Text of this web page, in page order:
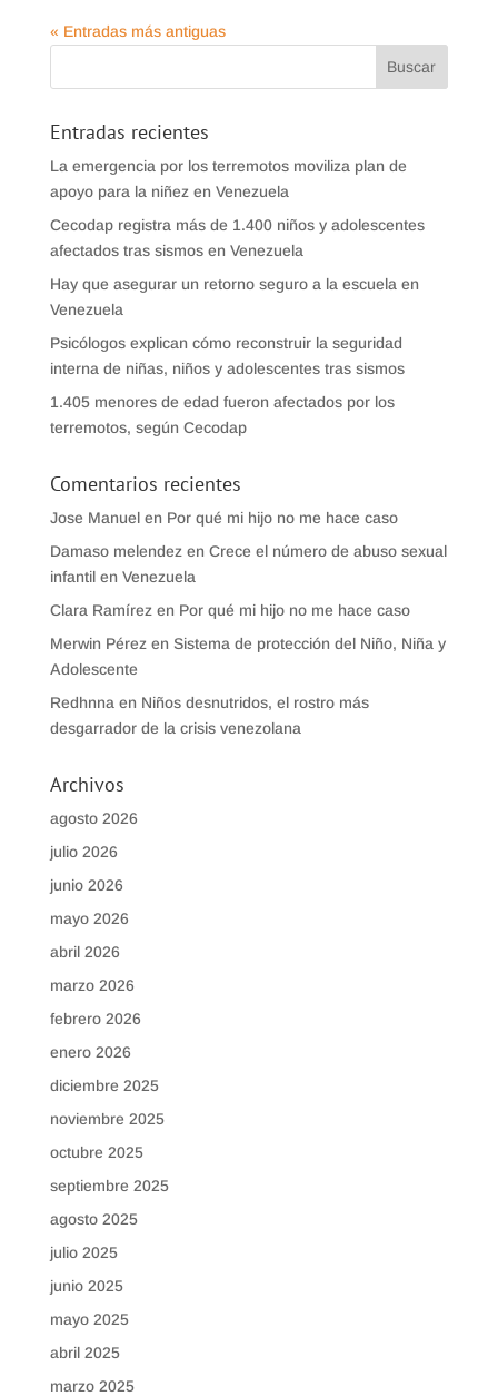
« Entradas más antiguas
Entradas recientes
La emergencia por los terremotos moviliza plan de
apoyo para la niñez en Venezuela
Cecodap registra más de 1.400 niños y adolescentes
afectados tras sismos en Venezuela
Hay que asegurar un retorno seguro a la escuela en
Venezuela
Psicólogos explican cómo reconstruir la seguridad
interna de niñas, niños y adolescentes tras sismos
1.405 menores de edad fueron afectados por los
terremotos, según Cecodap
Comentarios recientes
Jose Manuelen Por qué mi hijo no me hace caso
Damaso melendez en Crece el número de abuso sexual
infantil en Venezuela
Clara Ramírez en Por qué mi hijo no me hace caso
Merwin Pérez en Sistema de protección del Niño, Niña y
Adolescente
Redhnna en Niños desnutridos, el rostro más
desgarrador de la crisis venezolana
Archivos
agosto 2026
julio 2026
junio 2026
mayo 2026
abril 2026
marzo 2026
febrero 2026
enero 2026
diciembre 2025
noviembre 2025
octubre 2025
septiembre 2025
agosto 2025
julio 2025
junio 2025
mayo 2025
abril 2025
marzo 2025